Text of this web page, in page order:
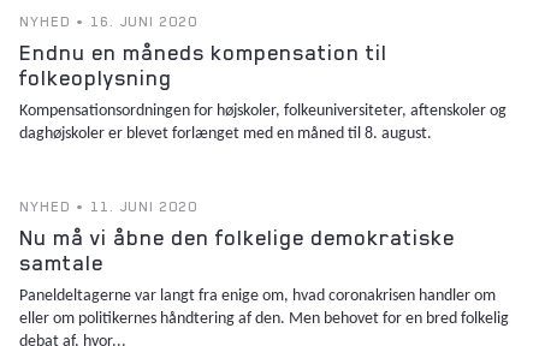
NYHED • 16. JUNI 2020
Endnu en måneds kompensation til
folkeoplysning
Kompensationsordningen for højskoler, folkeuniversiteter, aftenskoler og
daghøjskoler er blevet forlænget med en måned til 8. august.
NYHED • 11. JUNI 2020
Nu må vi åbne den folkelige demokratiske
samtale
Paneldeltagerne var langt fra enige om, hvad coronakrisen handler om
eller om politikernes håndtering af den. Men behovet for en bred folkelig
debat af, hvor...